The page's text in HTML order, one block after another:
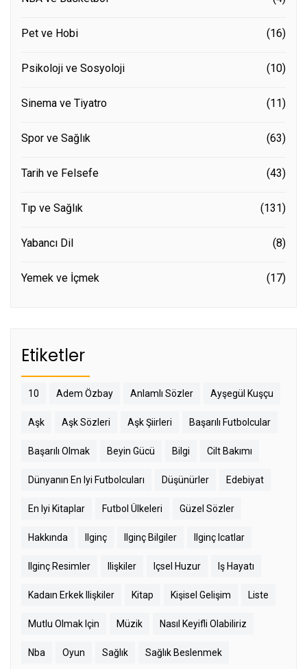
Pet ve Hobi (16)
Psikoloji ve Sosyoloji (10)
Sinema ve Tiyatro (11)
Spor ve Sağlık (63)
Tarih ve Felsefe (43)
Tıp ve Sağlık (131)
Yabancı Dil (8)
Yemek ve İçmek (17)
Etiketler
10 Adem Özbay Anlamlı Sözler Ayşegül Kuşçu
Aşk Aşk Sözleri Aşk Şiirleri Başarılı Futbolcular
Başarılı Olmak Beyin Gücü Bilgi Cilt Bakımı
Dünyanın En Iyi Futbolcuları Düşünürler Edebiyat
En Iyi Kitaplar Futbol Ülkeleri Güzel Sözler
Hakkında Ilginç Ilginç Bilgiler Ilginç Icatlar
Ilginç Resimler Ilişkiler Içsel Huzur Iş Hayatı
Kadaın Erkek Ilişkiler Kitap Kişisel Gelişim Liste
Mutlu Olmak Için Müzik Nasıl Keyifli Olabiliriz
Nba Oyun Sağlık Sağlık Beslenmek